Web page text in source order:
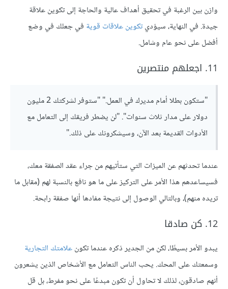
وازن بين الرغبة في تحقيق أهداف عالية والحاجة إلى تكوين علاقة
جيدة. في النهاية، سيؤديتكوين علاقات قوية في جعلك في وضع
أفضل على نحو عام وشامل.
11. اجعلهم منتصرين
"ستكون بطلا أمام مديرك في العمل." "ستوفر لشركتك 2 مليون
دولار على مدار ثلاث سنوات". "لن يضطر فريقك إلى التعامل مع
الأدوات القديمة بعد الآن، وسيشكرونك على ذلك."
عندما تحدثهم عن الميزات التي ستأتيهم من جراء عقد الصفقة معك،
فسيساعدهم هذا الأمر على التركيز على ما هو نافع بالنسبة لهم (مقابل ما
تريده منهم)، وبالتالي الوصول إلى نتيجة مفادها أنها صفقة رابحة.
12. كن صادقا
يبدو الأمر بسيطًا، لكن من الجدير ذكره عندما تكونعلامتك التجارية
وسمعتك على المحك. يحب الناس التعامل مع الأشخاص الذين يشعرون
أنهم صادقون، لذلك لا تحاول أن تكون مبدعًا على نحو مفرط، بل قل